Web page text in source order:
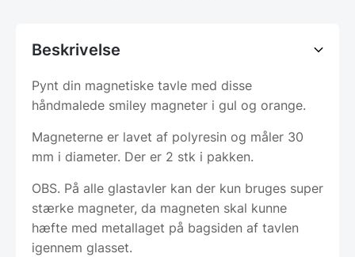
Beskrivelse
Pynt din magnetiske tavle med disse
håndmalede smiley magneter i gul og orange.
Magneterne er lavet af polyresin og måler 30
mm i diameter. Der er 2 stk i pakken.
OBS. På alle glastavler kan der kun bruges super
stærke magneter, da magneten skal kunne
hæfte med metallaget på bagsiden af tavlen
igennem glasset.